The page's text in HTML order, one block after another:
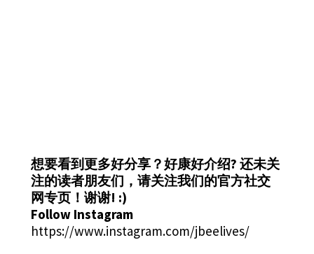
想要看到更多好分享？好康好介绍? 还未关
注的读者朋友们，请关注我们的官方社交
网专页！谢谢! :)
Follow Instagram
https://www.instagram.com/jbeelives/